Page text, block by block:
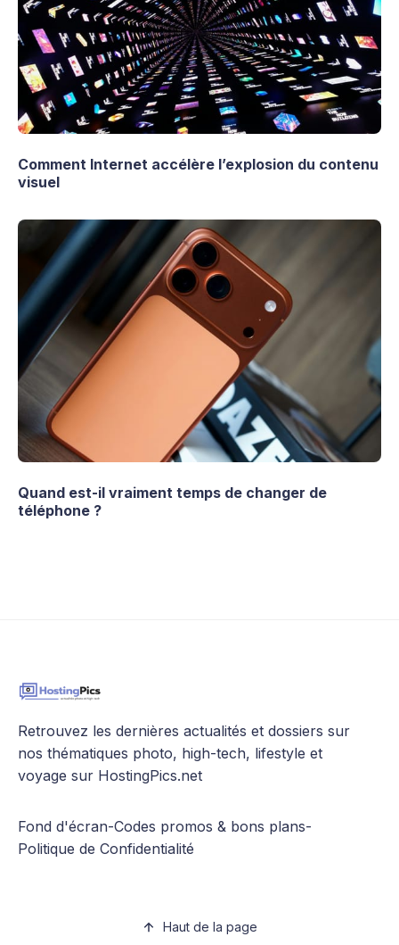
Comment Internet accélère l’explosion du contenu
visuel
Quand est-il vraiment temps de changer de
téléphone ?
Retrouvez les dernières actualités et dossiers sur
nos thématiques photo, high-tech, lifestyle et
voyage sur HostingPics.net
Fond d'écran-Codes promos & bons plans-
Politique de Confidentialité
Haut de la page